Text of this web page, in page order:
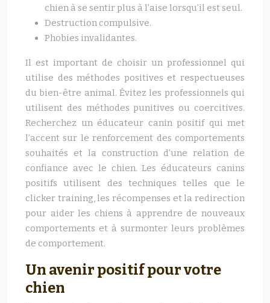
chien à se sentir plus à l’aise lorsqu’il est seul.
Destruction compulsive.
Phobies invalidantes.
Il est important de choisir un professionnel qui
utilise des méthodes positives et respectueuses
du bien-être animal. Évitez les professionnels qui
utilisent des méthodes punitives ou coercitives.
Recherchez un éducateur canin positif qui met
l’accent sur le renforcement des comportements
souhaités et la construction d’une relation de
confiance avec le chien. Les éducateurs canins
positifs utilisent des techniques telles que le
clicker training, les récompenses et la redirection
pour aider les chiens à apprendre de nouveaux
comportements et à surmonter leurs problèmes
de comportement.
Un avenir positif pour votre
chien